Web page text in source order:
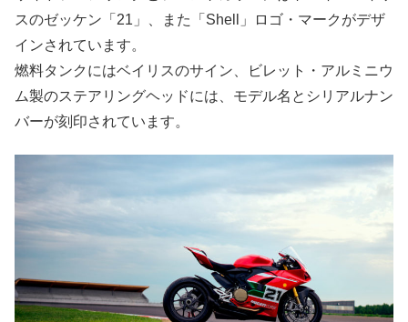
スのゼッケン「21」、また「Shell」ロゴ・マークがデザ
インされています。
燃料タンクにはベイリスのサイン、ビレット・アルミニウ
ム製のステアリングヘッドには、モデル名とシリアルナン
バーが刻印されています。